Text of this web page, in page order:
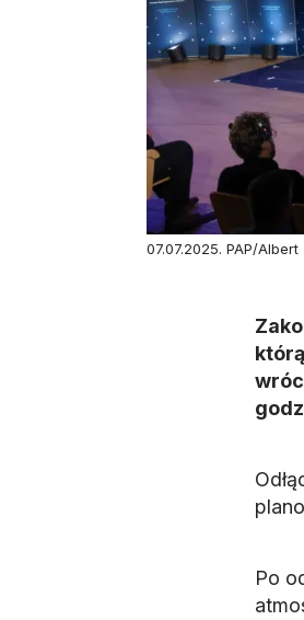
07.07.2025. PAP/
Po